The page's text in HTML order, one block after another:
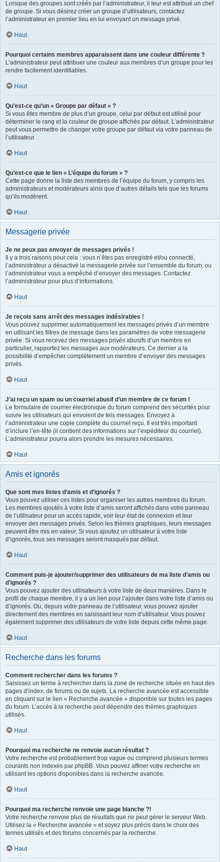
Lorsque des groupes sont créés par l’administrateur, il leur est attribué un chef
de groupe. Si vous désirez créer un groupe d’utilisateurs, contactez
l’administrateur en premier lieu en lui envoyant un message privé.
Haut
Pourquoi certains membres apparaissent dans une couleur différente ?
L’administrateur peut attribuer une couleur aux membres d’un groupe pour les
rendre facilement identifiables.
Haut
Qu’est-ce qu’un « Groupe par défaut » ?
Si vous êtes membre de plus d’un groupe, celui par défaut est utilisé pour
déterminer le rang et la couleur de groupe affichés par défaut. L’administrateur
peut vous permettre de changer votre groupe par défaut via votre panneau de
l’utilisateur.
Haut
Qu’est-ce que le lien « L’équipe du forum » ?
Cette page donne la liste des membres de l’équipe du forum, y compris les
administrateurs et modérateurs ainsi que d’autres détails tels que les forums
qu’ils modèrent.
Haut
Messagerie privée
Je ne peux pas envoyer de messages privés !
Il y a trois raisons pour cela : vous n’êtes pas enregistré et/ou connecté,
l’administrateur a désactivé la messagerie privée sur l’ensemble du forum, ou
l’administrateur vous a empêché d’envoyer des messages. Contactez
l’administrateur pour plus d’informations.
Haut
Je reçois sans arrêt des messages indésirables !
Vous pouvez supprimer automatiquement les messages privés d’un membre
en utilisant les filtres de message dans les paramètres de votre messagerie
privée. Si vous recevez des messages privés abusifs d’un membre en
particulier, rapportez les messages aux modérateurs. Ce dernier a la
possibilité d’empêcher complètement un membre d’envoyer des messages
privés.
Haut
J’ai reçu un spam ou un courriel abusif d’un membre de ce forum !
Le formulaire de courrier électronique du forum comprend des sécurités pour
suivre les utilisateurs qui envoient de tels messages. Envoyez à
l’administrateur une copie complète du courriel reçu. Il est très important
d’inclure l’en-tête (il contient des informations sur l’expéditeur du courriel).
L’administrateur pourra alors prendre les mesures nécessaires.
Haut
Amis et ignorés
Que sont mes listes d’amis et d’ignorés ?
Vous pouvez utiliser ces listes pour organiser les autres membres du forum.
Les membres ajoutés à votre liste d’amis seront affichés dans votre panneau
de l’utilisateur pour un accès rapide, voir leur état de connexion et leur
envoyer des messages privés. Selon les thèmes graphiques, leurs messages
peuvent être mis en valeur. Si vous ajoutez un utilisateur à votre liste
d’ignorés, tous ses messages seront masqués par défaut.
Haut
Comment puis-je ajouter/supprimer des utilisateurs de ma liste d’amis ou
d’ignorés ?
Vous pouvez ajouter des utilisateurs à votre liste de deux manières. Dans le
profil de chaque membre, il y a un lien pour l’ajouter dans votre liste d’amis ou
d’ignorés. Ou, depuis votre panneau de l’utilisateur, vous pouvez ajouter
directement des membres en saisissant leur nom d’utilisateur. Vous pouvez
également supprimer des utilisateurs de votre liste depuis cette même page.
Haut
Recherche dans les forums
Comment rechercher dans les forums ?
Saisissez un terme à rechercher dans la zone de recherche située en haut des
pages d’index, de forums ou de sujets. La recherche avancée est accessible
en cliquant sur le lien « Recherche avancée » disponible sur toutes les pages
du forum. L’accès à la recherche peut dépendre des thèmes graphiques
utilisés.
Haut
Pourquoi ma recherche ne renvoie aucun résultat ?
Votre recherche est probablement trop vague ou comprend plusieurs termes
courants non indexés par phpBB. Vous pouvez affiner votre recherche en
utilisant les options disponibles dans la recherche avancée.
Haut
Pourquoi ma recherche renvoie une page blanche ?!
Votre recherche renvoie plus de résultats que ne peut gérer le serveur Web.
Utilisez la « Recherche avancée » et soyez plus précis dans le choix des
termes utilisés et des forums concernés par la recherche.
Haut